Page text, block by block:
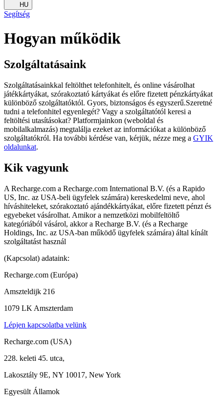
HU
Segítség
Hogyan működik
Szolgáltatásaink
Szolgáltatásainkkal feltölthet telefonhitelt, és online vásárolhat
játékkártyákat, szórakoztató kártyákat és előre fizetett pénzkártyákat
különböző szolgáltatóktól. Gyors, biztonságos és egyszerű.Szeretné
tudni a telefonhitel egyenlegét? Vagy a szolgáltatótól keresi a
feltöltési utasításokat? Platformjainkon (weboldal és
mobilalkalmazás) megtalálja ezeket az információkat a különböző
szolgáltatókról. Ha további kérdése van, kérjük, nézze meg a GYIK
oldalunkat.
Kik vagyunk
A Recharge.com a Recharge.com International B.V. (és a Rapido
US, Inc. az USA-beli ügyfelek számára) kereskedelmi neve, ahol
híváshiteleket, szórakoztató ajándékkártyákat, előre fizetett pénzt és
egyebeket vásárolhat. Amikor a nemzetközi mobilfeltöltő
kategóriából vásárol, akkor a Recharge B.V. (és a Recharge
Holdings, Inc. az USA-ban működő ügyfelek számára) által kínált
szolgáltatást használ
(Kapcsolat) adataink:
Recharge.com (Európa)
Amszteldijk 216
1079 LK Amszterdam
Lépjen kapcsolatba velünk
Recharge.com (USA)
228. keleti 45. utca,
Lakosztály 9E, NY 10017, New York
Egyesült Államok